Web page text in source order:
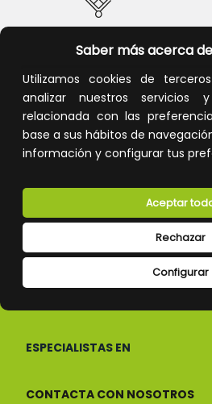
Saber más acerca
Utilizamos cookies de
analizar nuestros servicios
relacionada con las
base a sus hábitos de
información y configurar tus
Configurar
Rechazar
Aceptar
Devoluciones
Atención al cliente
ESPECIALISTAS EN
CONTACTA CON NOSOTROS